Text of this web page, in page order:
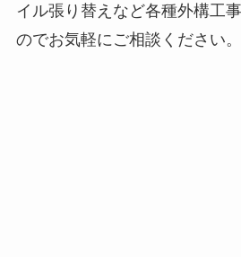
イル張り替えなど各種外構工
のでお気軽にご相談ください。